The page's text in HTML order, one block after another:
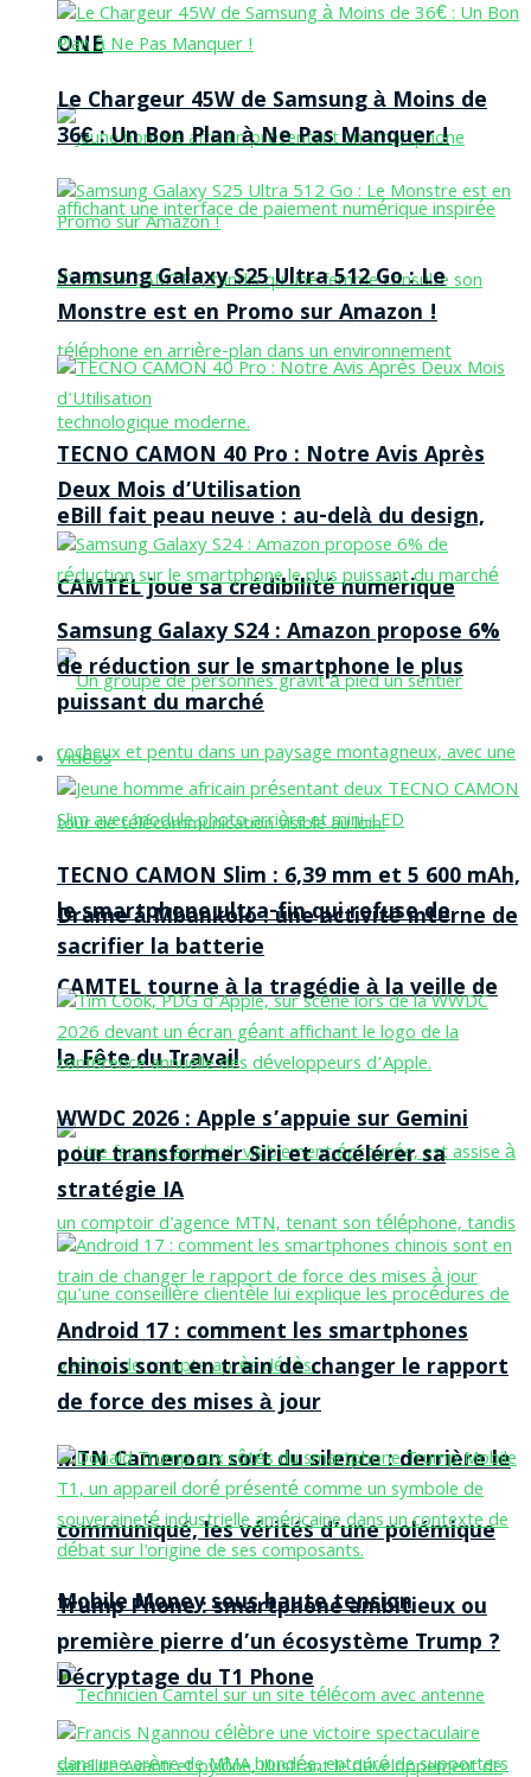
ONE
eBill fait peau neuve : au-delà du design,
CAMTEL joue sa crédibilité numérique
Drame à Mbankolo : une activité interne de
CAMTEL tourne à la tragédie à la veille de
la Fête du Travail
MTN Cameroon sort du silence : derrière le
communiqué, les vérités d’une polémique
Mobile Money sous haute tension
Le Chargeur 45W de Samsung à Moins de
36€ : Un Bon Plan à Ne Pas Manquer !
Samsung Galaxy S25 Ultra 512 Go : Le
Monstre est en Promo sur Amazon !
TECNO CAMON 40 Pro : Notre Avis Après
Deux Mois d’Utilisation
Samsung Galaxy S24 : Amazon propose 6%
de réduction sur le smartphone le plus
puissant du marché
Vidéos
TECNO CAMON Slim : 6,39 mm et 5 600 mAh,
le smartphone ultra-fin qui refuse de
sacrifier la batterie
WWDC 2026 : Apple s’appuie sur Gemini
pour transformer Siri et accélérer sa
stratégie IA
Android 17 : comment les smartphones
chinois sont en train de changer le rapport
de force des mises à jour
Trump Phone : smartphone ambitieux ou
première pierre d’un écosystème Trump ?
Décryptage du T1 Phone